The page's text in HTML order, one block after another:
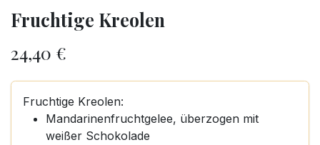
Fruchtige Kreolen
24,40 €
Fruchtige Kreolen:
Mandarinenfruchtgelee, überzogen mit
weißer Schokolade